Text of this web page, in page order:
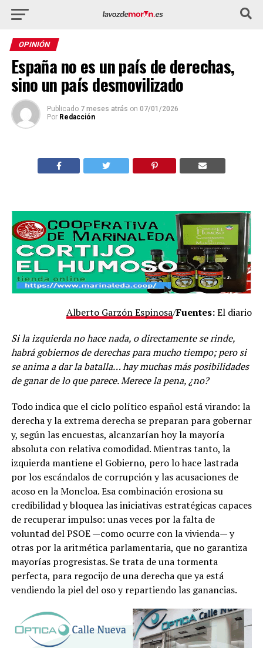
OPINIÓN
España no es un país de derechas,
sino un país desmovilizado
Publicado 7 meses atrás on 07/01/2026
Por Redacción
Alberto Garzón Espinosa/Fuentes:El diario
Si la izquierda no hace nada, o directamente se rinde,
habrá gobiernos de derechas para mucho tiempo; pero si
se anima a dar la batalla… hay muchas más posibilidades
de ganar de lo que parece. Merece la pena, ¿no?
Todo indica que el ciclo político español está virando: la
derecha y la extrema derecha se preparan para gobernar
y, según las encuestas, alcanzarían hoy la mayoría
absoluta con relativa comodidad. Mientras tanto, la
izquierda mantiene el Gobierno, pero lo hace lastrada
por los escándalos de corrupción y las acusaciones de
acoso en la Moncloa. Esa combinación erosiona su
credibilidad y bloquea las iniciativas estratégicas capaces
de recuperar impulso: unas veces por la falta de
voluntad del PSOE —como ocurre con la vivienda— y
otras por la aritmética parlamentaria, que no garantiza
mayorías progresistas. Se trata de una tormenta
perfecta, para regocijo de una derecha que ya está
vendiendo la piel del oso y repartiendo las ganancias.